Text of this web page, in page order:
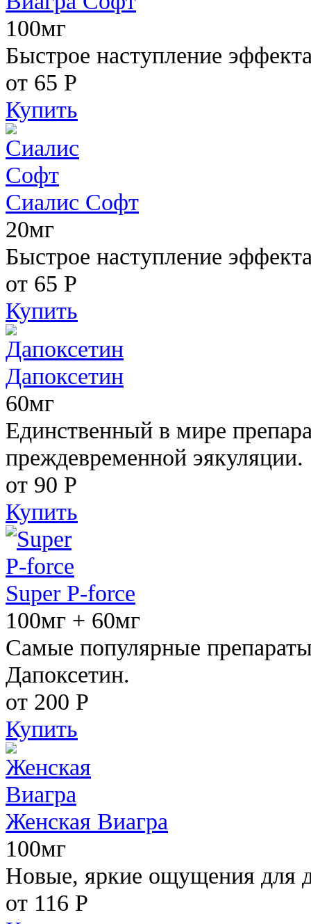
100мг
Быстрое наступление
от 65 Р
Купить
Сиалис Софт
20мг
Быстрое наступление
от 65 Р
Купить
Дапоксетин
60мг
Единственный в мире
преждевременной эякуляции.
от 90 Р
Купить
Super P-force
100мг + 60мг
Самые популярные
Дапоксетин.
от 200 Р
Купить
Женская Виагра
100мг
Новые, яркие ощущения для
от 116 Р